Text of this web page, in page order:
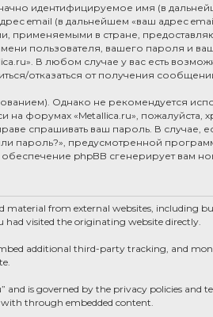
идентифицируемое имя (в
email (в дальнейшем «ваш адрес
применяемыми в стране,
пользователя, вашего пароля и
В любом случае у вас есть
отказаться от получения
Однако не рекомендуется
форумах «Metallica.ru», пожалуйста,
спрашивать ваш пароль. В
пароль?», предусмотренной
phpBB сгенерирует вам
from external websites, including
had visited the originating website directly.
additional third-party tracking, and
is governed by the privacy policies and
through embedded content.